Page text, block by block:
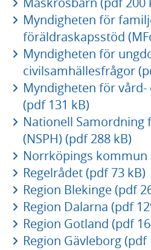
Myndigheten för
föräldraskapsstöd
Myndigheten för
civilsamhällesfrågor
Myndigheten för
(pdf 131 kB)
Nationell Samordning
(NSPH) (pdf 288 kB)
Norrköpings kommun
Regelrådet (pdf 73 kB)
Region Blekinge (pdf
Region Dalarna (pdf
Region Gotland (pdf
Region Gävleborg (pdf